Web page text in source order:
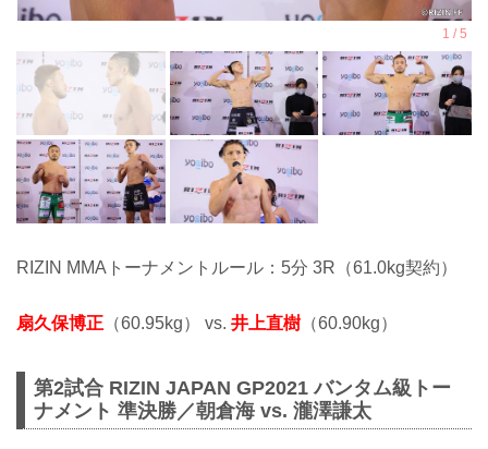
RIZIN MMAトーナメントルール：5分 3R（61.0kg契約）
扇久保博正 （60.95kg） vs. 井上直樹 （60.90kg）
第2試合 RIZIN JAPAN GP2021 バンタム級トー
ナメント 準決勝／朝倉海 vs. 瀧澤謙太